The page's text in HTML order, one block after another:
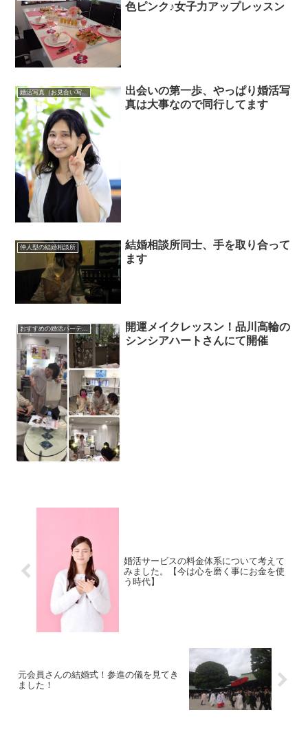
色ピンク♪女子力アップレッスン
婚活写真（お見合い写真）
出会いの第一歩、やっぱり婚活写
真は大事なので同行してます
仲人型の結婚相談所
結婚相談所同士、手を取り合って
ます
おすすめの婚活パーティー、セミナー
開運メイクレッスン！品川高輪の
シンシアハートさんにて開催
婚活サービスの料金体系について考えて
みました。【今は心を磨く事にお金を使
う時代】
元会員さんの結婚式！参進の儀を見てき
ました！